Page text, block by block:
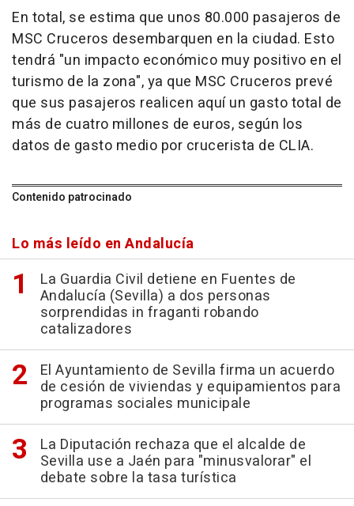
En total, se estima que unos 80.000 pasajeros de
MSC Cruceros desembarquen en la ciudad. Esto
tendrá "un impacto económico muy positivo en el
turismo de la zona", ya que MSC Cruceros prevé
que sus pasajeros realicen aquí un gasto total de
más de cuatro millones de euros, según los
datos de gasto medio por crucerista de CLIA.
Contenido patrocinado
Lo más leído en Andalucía
La Guardia Civil detiene en Fuentes de
Andalucía (Sevilla) a dos personas
sorprendidas in fraganti robando
catalizadores
El Ayuntamiento de Sevilla firma un acuerdo
de cesión de viviendas y equipamientos para
programas sociales municipale
La Diputación rechaza que el alcalde de
Sevilla use a Jaén para "minusvalorar" el
debate sobre la tasa turística